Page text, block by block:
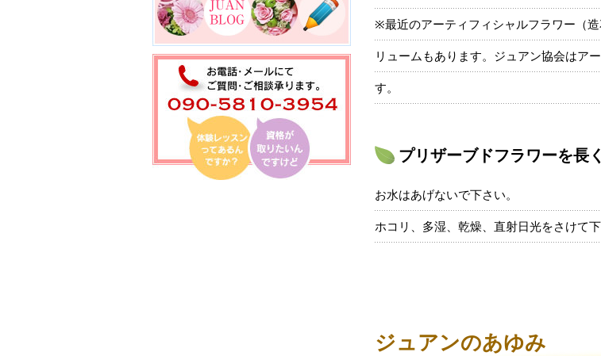
※最近のアーティフィシャルフラワー（
リュームもあります。ジュアン協会はア
す。
プリザーブドフラワーを長
お水はあげないで下さい。
ホコリ、多湿、乾燥、直射日光をさけて下
ジュアンのあゆみ